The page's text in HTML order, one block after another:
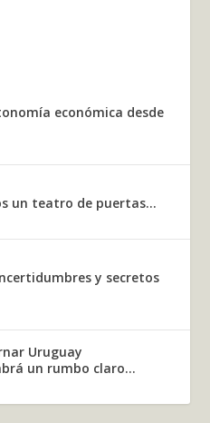
económica desde
un teatro de puertas...
y secretos
un rumbo claro...